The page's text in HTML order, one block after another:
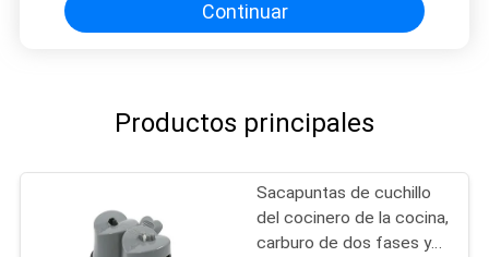
Continuar
Productos principales
Sacapuntas de cuchillo
del cocinero de la cocina,
carburo de dos fases y